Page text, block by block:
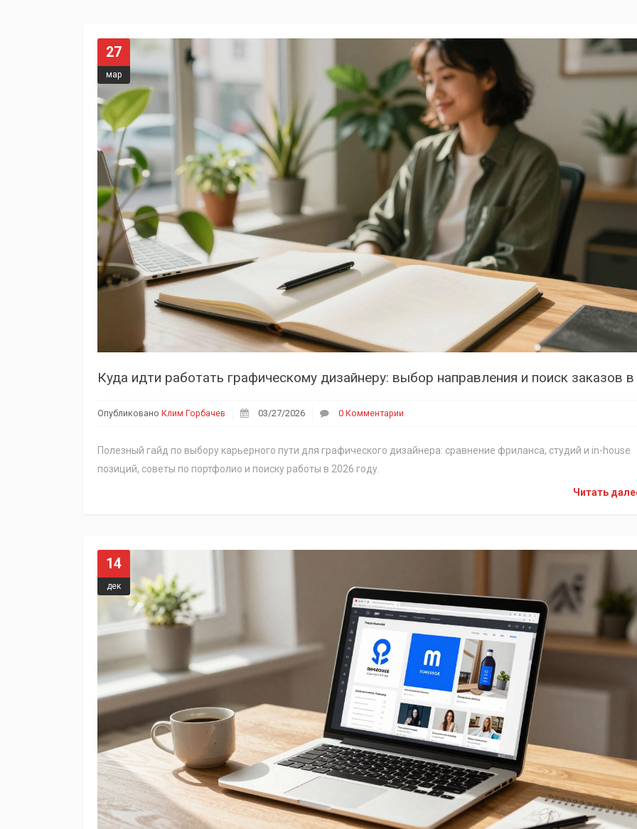
27
мар
Опубликовано Клим Горбачев 03/27/2026 0 Комментарии
Полезный гайд по выбору карьерного пути для графического дизайнера: сравнение фриланса, студий и in-house
позиций, советы по портфолио и поиску работы в 2026 году.
Читать
14
дек